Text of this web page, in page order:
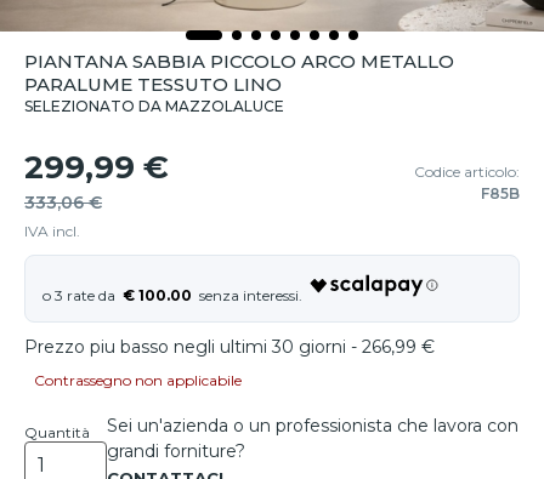
PIANTANA SABBIA PICCOLO ARCO METALLO
PARALUME TESSUTO LINO
SELEZIONATO DA MAZZOLALUCE
299,99 €
333,06 €
IVA incl.
Codice articolo:
F85B
€ 100.00
Prezzo piu basso negli ultimi 30 giorni - 266,99 €
Contrassegno non applicabile
Quantità
Sei un'azienda o un professionista che lavora con
grandi forniture?